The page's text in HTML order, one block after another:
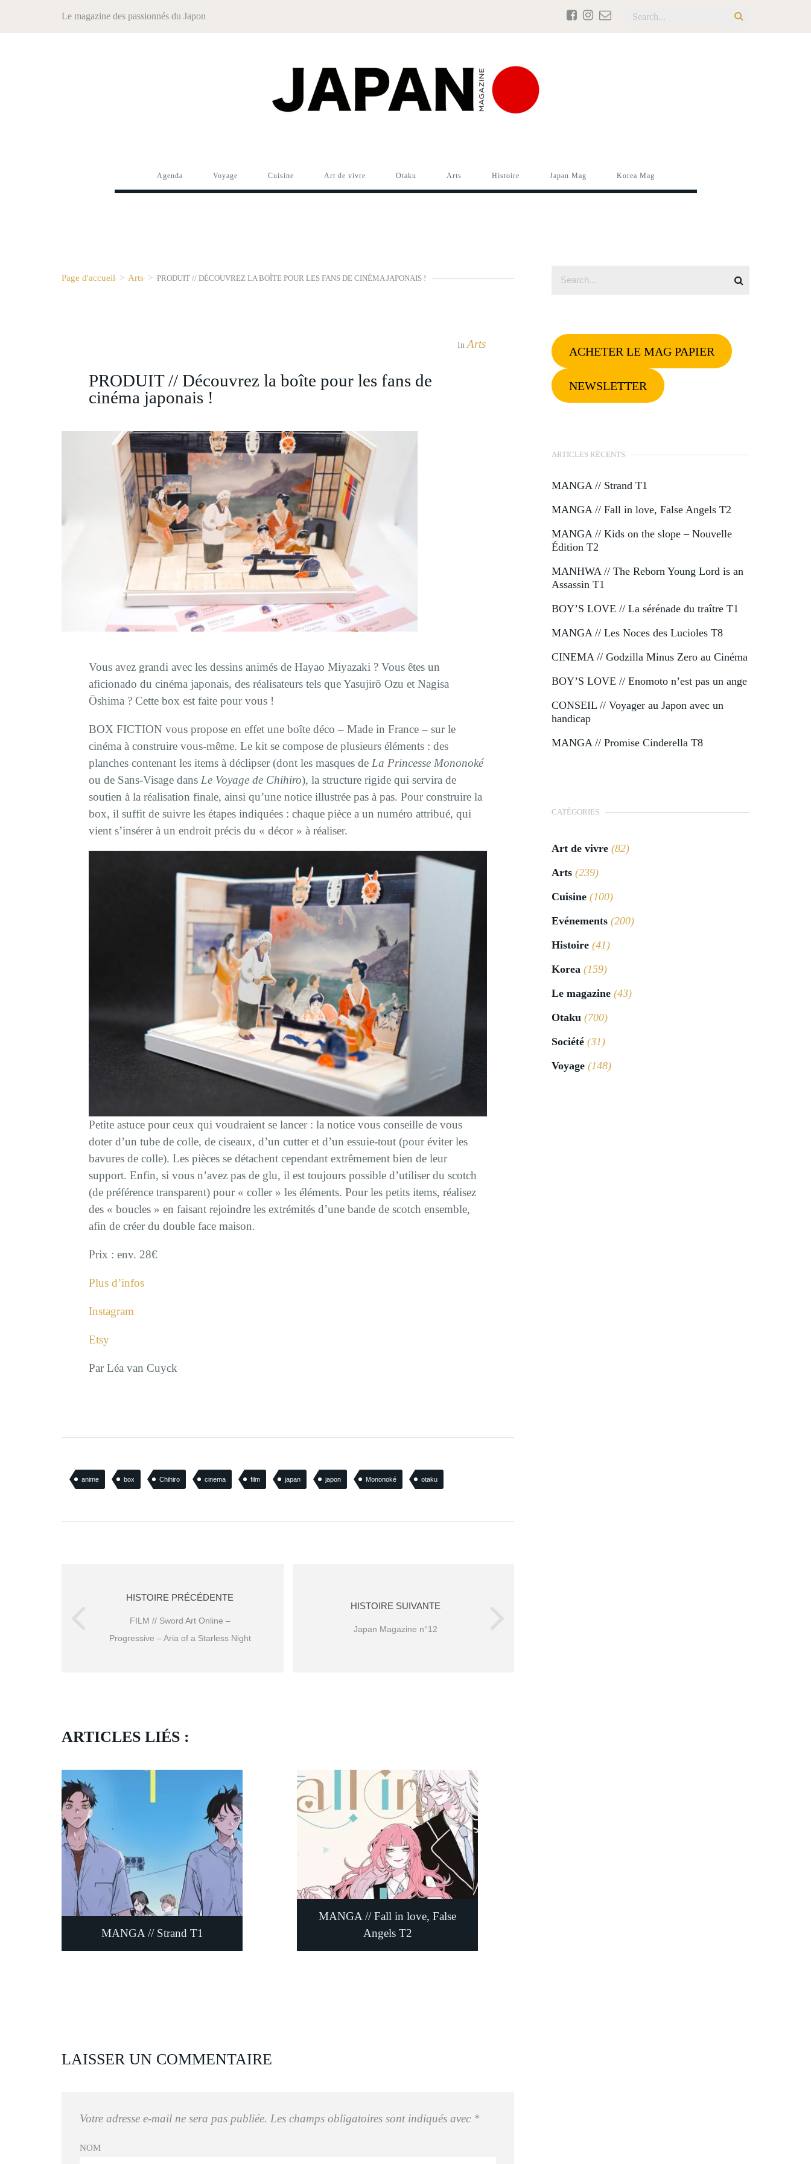
Le magazine des passionnés du Japon
Agenda Voyage Cuisine Art de vivre Otaku Arts Histoire Japan Mag Korea Mag
Page d'accueil > Arts > PRODUIT // DÉCOUVREZ LA BOÎTE POUR LES FANS DE CINÉMA JAPONAIS !
InArts
PRODUIT // Découvrez la boîte pour les fans de
cinéma japonais !
Vous avez grandi avec les dessins animés de Hayao Miyazaki ? Vous êtes un
aficionado du cinéma japonais, des réalisateurs tels que Yasujirō Ozu et Nagisa
Ōshima ? Cette box est faite pour vous !
BOX FICTION vous propose en effet une boîte déco – Made in France – sur le
cinéma à construire vous-même. Le kit se compose de plusieurs éléments : des
planches contenant les items à déclipser (dont les masques de La Princesse Mononoké
ou de Sans-Visage dans Le Voyage de Chihiro), la structure rigide qui servira de
soutien à la réalisation finale, ainsi qu’une notice illustrée pas à pas. Pour construire la
box, il suffit de suivre les étapes indiquées : chaque pièce a un numéro attribué, qui
vient s’insérer à un endroit précis du « décor » à réaliser.
Petite astuce pour ceux qui voudraient se lancer : la notice vous conseille de vous
doter d’un tube de colle, de ciseaux, d’un cutter et d’un essuie-tout (pour éviter les
bavures de colle). Les pièces se détachent cependant extrêmement bien de leur
support. Enfin, si vous n’avez pas de glu, il est toujours possible d’utiliser du scotch
(de préférence transparent) pour « coller » les éléments. Pour les petits items, réalisez
des « boucles » en faisant rejoindre les extrémités d’une bande de scotch ensemble,
afin de créer du double face maison.
Prix : env. 28€
Plus d’infos
Instagram
Etsy
Par Léa van Cuyck
anime box Chihiro cinema film japan japon Mononoké otaku
HISTOIRE PRÉCÉDENTE
FILM // Sword Art Online –
Progressive – Aria of a Starless Night
HISTOIRE SUIVANTE
Japan Magazine n°12
ARTICLES LIÉS :
MANGA // Strand T1
MANGA // Fall in love, False
Angels T2
LAISSER UN COMMENTAIRE
Votre adresse e-mail ne sera pas publiée. Les champs obligatoires sont indiqués avec *
NOM
ACHETER LE MAG PAPIER
NEWSLETTER
ARTICLES RÉCENTS
MANGA // Strand T1
MANGA // Fall in love, False Angels T2
MANGA // Kids on the slope – Nouvelle
Édition T2
MANHWA // The Reborn Young Lord is an
Assassin T1
BOY’S LOVE // La sérénade du traître T1
MANGA // Les Noces des Lucioles T8
CINEMA // Godzilla Minus Zero au Cinéma
BOY’S LOVE // Enomoto n’est pas un ange
CONSEIL // Voyager au Japon avec un
handicap
MANGA // Promise Cinderella T8
CATÉGORIES
Art de vivre (82)
Arts (239)
Cuisine (100)
Evénements (200)
Histoire (41)
Korea (159)
Le magazine (43)
Otaku (700)
Société (31)
Voyage (148)